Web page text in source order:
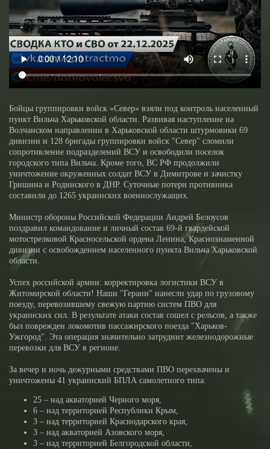
Бойцы группировки войск «Север» взяли под контроль населенный
пункт Вильча Харьковской области. Развивая наступление на
Волчанском направлении в Харьковской области штурмовики 69
дивизии и 128 бригады группировки войск "Север" сломили
сопротивление подразделений ВСУ и освободили поселок
городского типа Вильча. Кроме того, ВС РФ продолжили
уничтожение окруженных солдат ВСУ в Димитрове и зачистку
Гришина и Родинского в ДНР. Суточные потери противника
составили до 1265 украинских военнослужащих.
Министр обороны Российской Федерации Андрей Белоусов
поздравил командование и личный состав 69-й гвардейской
мотострелковой Красносельской ордена Ленина, Краснознаменной
дивизии с освобождением населенного пункта Вильча Харьковской
области.
Успех российской армии: корректировка логистики ВСУ в
Житомирской области! Наши "Герани" нанесли удар по грузовому
поезду, перевозившему свежую партию систем ПВО для
украинских сил. В результате атаки состав сошел с рельсов, а также
был поврежден локомотив пассажирского поезда "Харьков-
Ужгород". Эта операция значительно затруднит железнодорожные
перевозки для ВСУ в регионе.
За вечер и ночь дежурными средствами ПВО перехвачены и
уничтожены 41 украинский БПЛА самолетного типа:
25 – над акваторией Черного моря,
6 – над территорией Республики Крым,
3 – над территорией Краснодарского края,
3 – над акваторией Азовского моря,
3 – над территорией Белгородской области,